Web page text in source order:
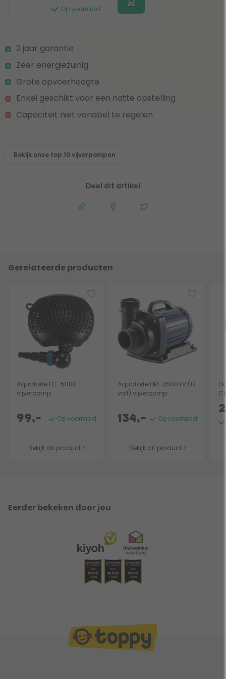
Op voorraad
2 jaar garantie
Zeer energiezuinig
Grote opvoerhoogte
Enkel geschikt voor een natte opstelling
Capaciteit niet variabel te regelen
Bekijk onze top 10 vijverpompen
Deel dit artikel
Gerelateerde producten
Aquaforte EC-5000
vijverpomp
99,- Op voorraad
Bekijk dit product >
Aquaforte DM-3500 LV (12
volt) vijverpomp
134,- Op voorraad
Bekijk dit product >
Eerder bekeken door jou